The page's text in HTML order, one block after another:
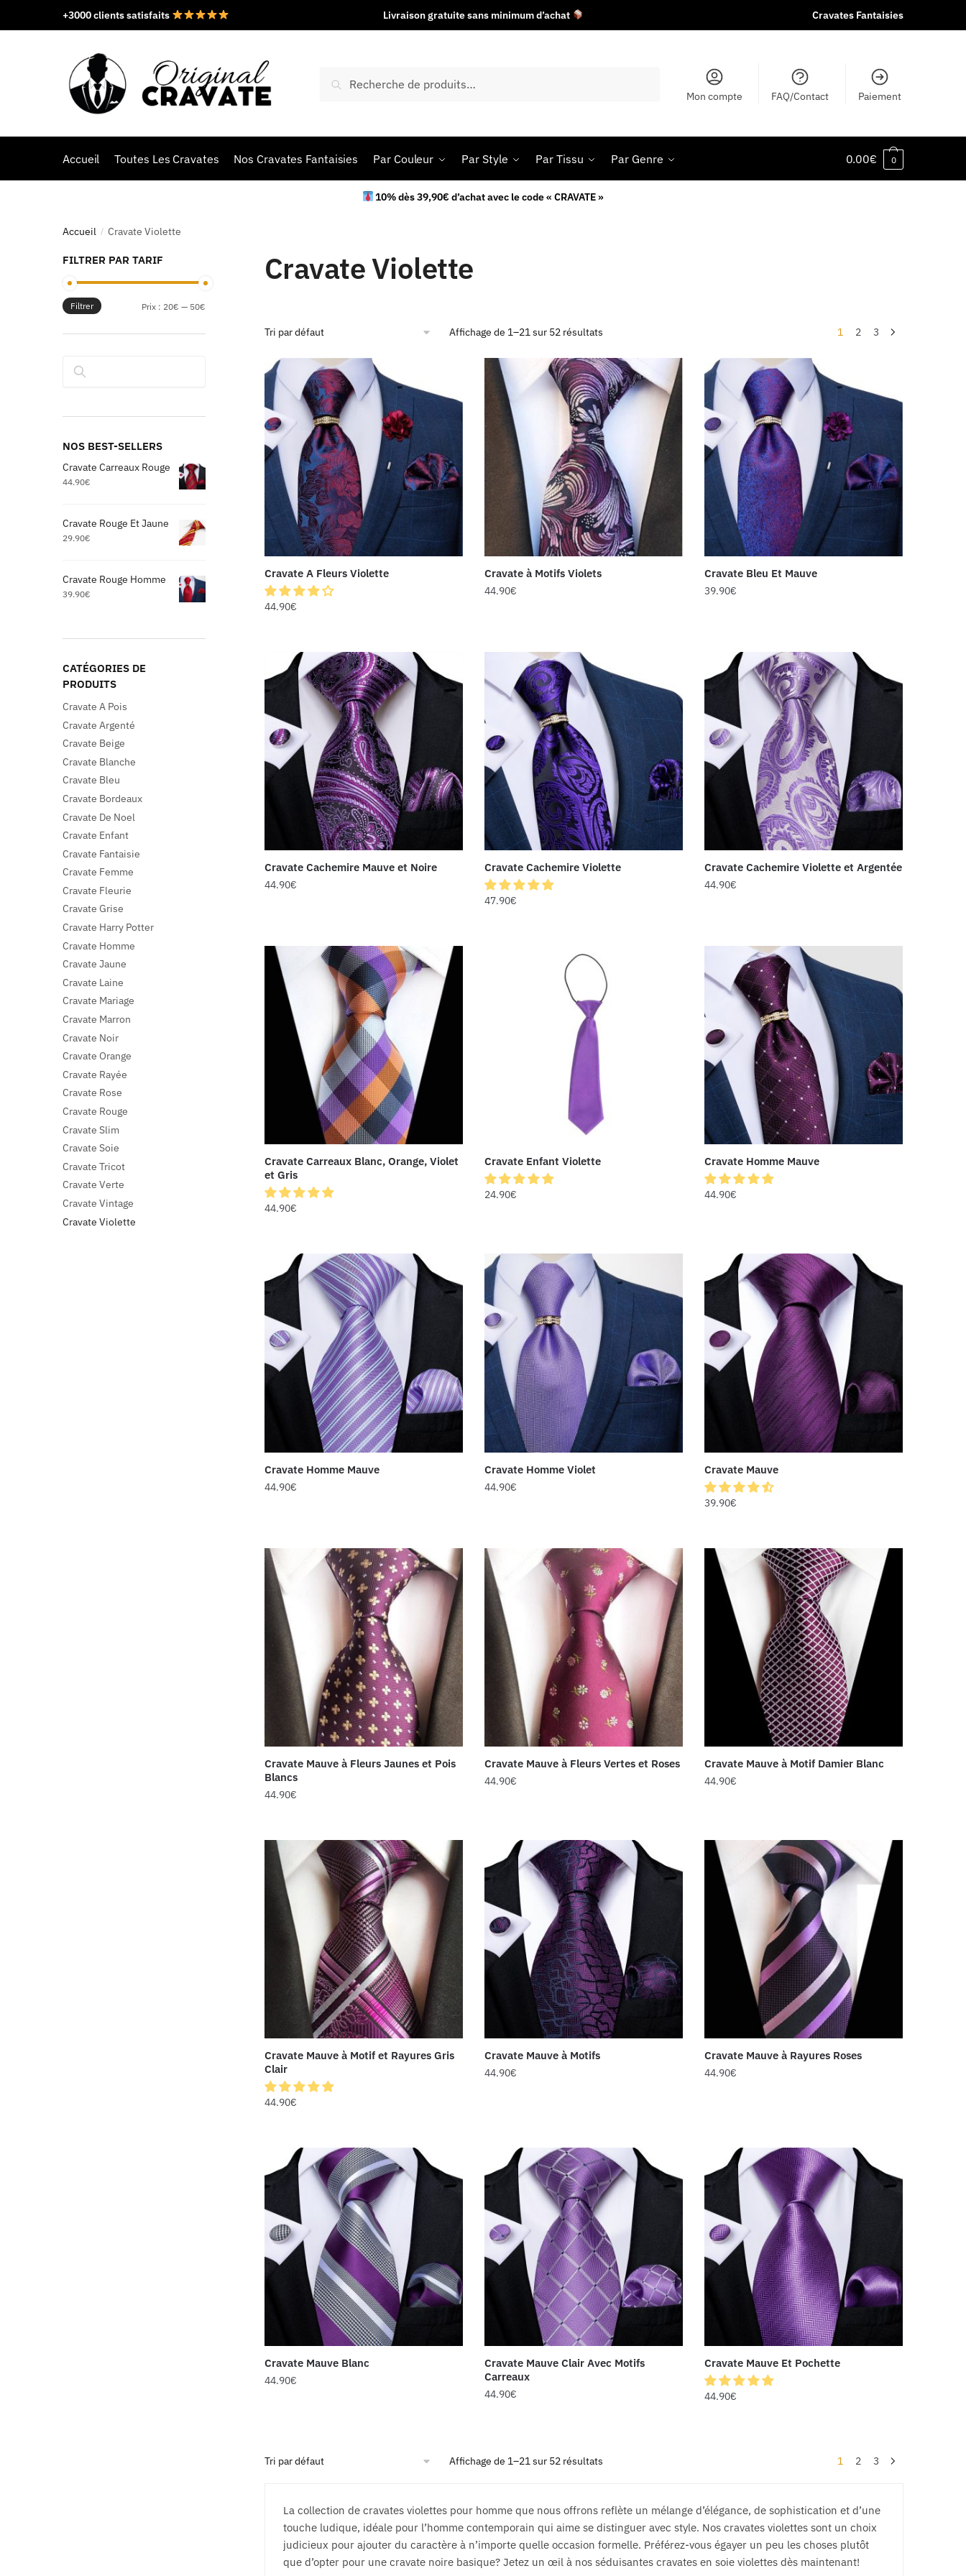
+3000 clients satisfaits Livraison gratuite sans minimum d’achat Cravates Fantaisies
Recherche
Mon compte FAQ/Contact Paiement
Accueil Toutes Les Cravates Nos Cravates Fantaisies Par Couleur Par Style Par Tissu Par Genre 0.00€ 0
10% dès 39,90€ d’achat avec le code « CRAVATE »
Accueil / Cravate Violette
Cravate Violette
Affichage de 1–21 sur 52 résultats 1 2 3
Cravate A Fleurs Violette
44.90€
Cravate à Motifs Violets
44.90€
Cravate Bleu Et Mauve
39.90€
Cravate Cachemire Mauve et Noire
44.90€
Cravate Cachemire Violette
47.90€
Cravate Cachemire Violette et Argentée
44.90€
Cravate Carreaux Blanc, Orange, Violet
et Gris
44.90€
Cravate Enfant Violette
24.90€
Cravate Homme Mauve
44.90€
Cravate Homme Mauve
44.90€
Cravate Homme Violet
44.90€
Cravate Mauve
39.90€
Cravate Mauve à Fleurs Jaunes et Pois
Blancs
44.90€
Cravate Mauve à Fleurs Vertes et Roses
44.90€
Cravate Mauve à Motif Damier Blanc
44.90€
Cravate Mauve à Motif et Rayures Gris
Clair
44.90€
Cravate Mauve à Motifs
44.90€
Cravate Mauve à Rayures Roses
44.90€
Cravate Mauve Blanc
44.90€
Cravate Mauve Clair Avec Motifs
Carreaux
44.90€
Cravate Mauve Et Pochette
44.90€
Affichage de 1–21 sur 52 résultats 1 2 3
La collection de cravates violettes pour homme que nous offrons reflète un mélange d’élégance, de sophistication et d’une
touche ludique, idéale pour l’homme contemporain qui aime se distinguer avec style. Nos cravates violettes sont un choix
judicieux pour ajouter du caractère à n’importe quelle occasion formelle. Préférez-vous égayer un peu les choses plutôt
que d’opter pour une cravate noire basique? Jetez un œil à nos séduisantes cravates en soie violettes dès maintenant!
FILTRER PAR TARIF
Filtrer Prix : 20€ — 50€
NOS BEST-SELLERS
Cravate Carreaux Rouge
44.90€
Cravate Rouge Et Jaune
29.90€
Cravate Rouge Homme
39.90€
CATÉGORIES DE
PRODUITS
Cravate A Pois
Cravate Argenté
Cravate Beige
Cravate Blanche
Cravate Bleu
Cravate Bordeaux
Cravate De Noel
Cravate Enfant
Cravate Fantaisie
Cravate Femme
Cravate Fleurie
Cravate Grise
Cravate Harry Potter
Cravate Homme
Cravate Jaune
Cravate Laine
Cravate Mariage
Cravate Marron
Cravate Noir
Cravate Orange
Cravate Rayée
Cravate Rose
Cravate Rouge
Cravate Slim
Cravate Soie
Cravate Tricot
Cravate Verte
Cravate Vintage
Cravate Violette